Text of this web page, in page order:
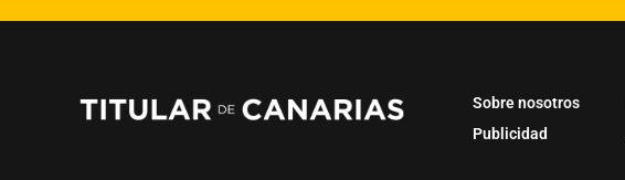
Sobre nosotros
Publicidad